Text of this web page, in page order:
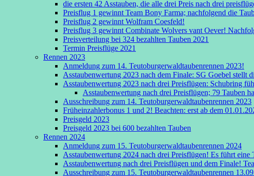
die ersten 42 Asstauben, die alle drei Preis nach drei
Preisflug 1 gewinnt Team Bony Farma; nachfolgend die
Preisflug 2 gewinnt Wolfram Coesfeld!
Preisflug 3 gewinnt Combinate Wolvers vant Oever!
Preisverteilung bei 324 bezahlten Tauben 2021
Termin Preisflüge 2021
Rennen 2023
Anmeldung zum 14. Teutoburgerwaldtaubenrennen 2023!
Asstaubenwertung 2023 nach dem Finale: SG Goebel stellt
Asstaubenwertung 2023 nach drei Preisflügen: Schubring
Asstaubenwertung nach drei Preisflügen; 79 Tauben
Ausschreibung zum 14. Teutoburgerwaldtaubenrennen 2023
Früheinzahlerbonus 1 und 2! Beachten: erst ab dem
Preisgeld 2023
Preisgeld 2023 bei 600 bezahlten Tauben
Rennen 2024
Anmeldung zum 15. Teutoburgerwaldtaubenrennen 2024
Asstaubenwertung 2024 nach drei Preisflügen! Es führt
Asstaubenwertung nach drei Preisflügen und dem Finale!
Ausschreibung zum 15. Teutoburgerwaldtaubenrennen